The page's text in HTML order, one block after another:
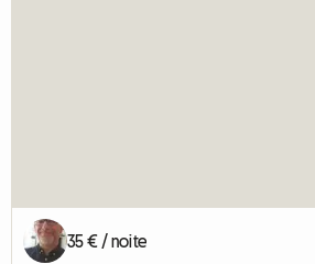
35 € / noite